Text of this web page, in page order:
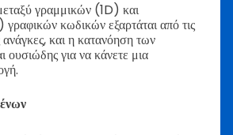
γραμμικών (1D) και
κωδικών εξαρτάται από τις
και η κατανόηση των
ουσιώδης για να κάνετε μια